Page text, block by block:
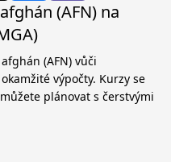
(AFN) na
(AFN) vůči
výpočty. Kurzy se
plánovat s čerstvými